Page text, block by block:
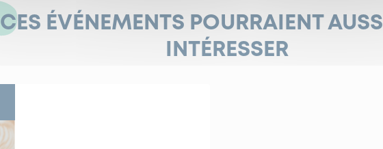
CES ÉVÉNEMENTS POURRAIENT
INTÉRESSER